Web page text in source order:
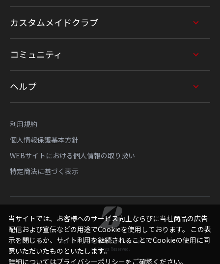
カスタムメイドクラブ
コミュニティ
ヘルプ
利用規約
個人情報保護基本方針
WEBサイトにおける個人情報の取り扱い
特定商法に基づく表示
Copyright © Bridgestone Sports Sales Japan Co., Ltd.
All Rights Reserved.
当サイトでは、お客様へのサービス向上ならびに当社商品の広告
配信および宣伝などの用途でCookieを使用しております。 この表
示を閉じるか、サイト利用を継続されることでCookieの使用に同
意いただいたものといたします。
詳細についてはプライバシーポリシーをご確認ください。